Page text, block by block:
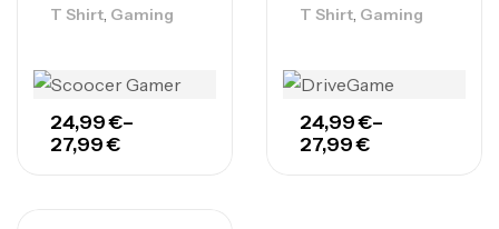
T Shirt, Gaming
24,99€–
27,99€
T Shirt, Gaming
24,99€–
27,99€